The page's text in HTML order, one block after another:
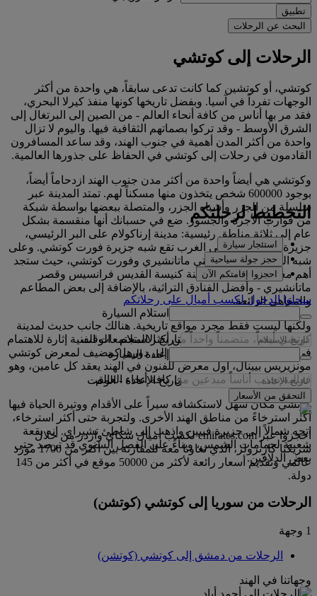
تطبيق
البحث عن الرحلات
الرحلات إلى كوتشي
كوتشي، أو كوتشين كما كانت تدعى سابقاً، هي واحدة من أكثر
الوجهات تفرداً في آسيا. وبفضل تاريخها كونها منفذ كيرلا البحري،
فقد مر بها أناس من كافة أنحاء العالم - من الصين إلى البرتغال إلى
الشرق الأوسط - وقد تركوا بصماتهم الثقافية فيها. واليوم لا تزال
واحدة من أكثر المدن أهمية في جنوب الهند، وقد ساعد المسافرون
القادمون في رحلات إلى كوتشي في الحفاظ على جذورها العالمية.
وكوتشي هي أيضاً واحدة من أكثر مدن جنوب الهند ازدحاماً أيضاً،
بوجود 600000 شخص يتخذون منها مسكناً لهم. تمتد المدينة عبر
سلسلة من الجزر وأشباه الجزر، والمتصلة ببعضها بواسطة شبكة
من قوارب الأجرة والجسور. ضع في حسبانك أنها منقسمة بشكل
عام إلى ثلاثة مناطق رئيسية: مدينة إرناكولام على البر الرئيسي،
جزيرة ويلينغدون، وفي الغرب تقع شبه جزيرة فورت كوتشي. وعلى
شبه الجزيرة، في منطقتي ماتانشيري وفورت كوتشي، حيث ستجد
أهم معالم المدينة - متضمنة كنيسة القديس فرانسيس وقصر
ماتانشيري - وأفضل الفنادق التراثية، بالإضافة إلى بعض المطاعم
والمقاهي الرائعة.
ولكنها ليست فقط مجرد مواقع تاريخية. هنالك جانب حديث لمدينة
كوتشي أيضاً، متضمناً واحداً من أكثر المجتمعات الفنية إثارة للاهتمام
في الهند. وذلك يعود بشكل كبير إلى دورها كمضيف لمعرض كوتشي
مونزيريس بيينال، أول معرض للفنون في الهند يعقد كل عامين، وهو
فعالية تجذب أناساً مبدعين من كافة أنحاء العالم.
كوتشي مكان سهل لاستكشافه سيراً على الأقدام ووتيرة الحياة فيها
أكثر استرخاءً من مناطق الهند الأخرى. ولتجربة حتى أكثر استرخاء،
اتجه شمالاً إلى جزيرة فيبين واذهب إلى شاطئ تشيراي. إنه بقعة
شعبية لحمامات الشمس، وبناءً على الفصل السنوي قد ترصد حتى
بعض الدلافين.
التخطيط لرحلتكم
استئجار سيارة
حجز جولة سياحية
احجزوا إقامتكم الآن
سجلوا الدخول لكسب أميالٍ على رحلاتكم
استلام السيارة
تاريخ الاستلام - الوقت
إعادة السيارة
تاريخ الإعادة - الوقت
التحقق من الأسعار
احجزوا عبر emirates.com لكسب أميال سكاي واردز من خلال
شريكنا كارترولر، الذي تعاونا معه للمقارنة بين أكثر من 1700 مورد
عالمي وتقديم أسعار رائعة لأكثر من 50000 موقع في أكثر من 145
دولة.
الرحلات من سوريا إلى كوتشي (كوتشن)
1 وجهة
الرحلات من دمشق إلى كوتشي (كوتشن)
وجهاتنا في الهند